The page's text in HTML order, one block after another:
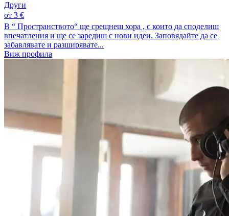
Други
от 3 €
В “ Пространството“ ще срещнеш хора , с които да споделиш
впечатления и ще се заредиш с нови идеи. Заповядайте да се
забавлявате и разширявате...
Виж профила